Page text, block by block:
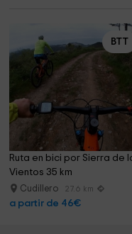
BTT
Ruta en bici por Sierra de
Vientos 35 km
Cudillero 27.6 km
a partir de 46€